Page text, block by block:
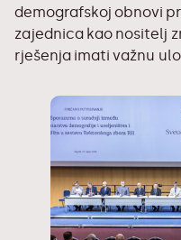
demografskoj obnovi
zajednica kao nositelj
rješenja imati važnu